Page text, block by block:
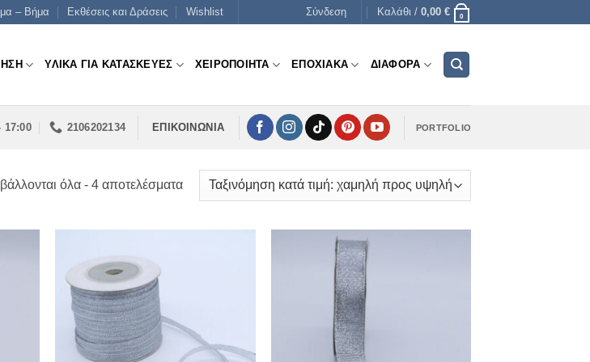
– Βήμα Εκθέσεις και Δράσεις Wishlist Σύνδεση Καλάθι / 0,00 € 0
ΥΛΙΚΑ ΓΙΑ ΚΑΤΑΣΚΕΥΕΣ ΧΕΙΡΟΠΟΙΗΤΑ ΕΠΟΧΙΑΚΑ ΔΙΑΦΟΡΑ
17:00 2106202134 ΕΠΙΚΟΙΝΩΝΙΑ PORTFOLIO
όλα - 4 αποτελέσματαSorted